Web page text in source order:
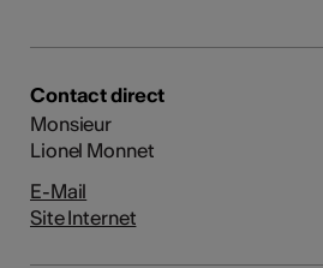
Contact direct
Monsieur
Lionel Monnet
E-Mail
Site Internet